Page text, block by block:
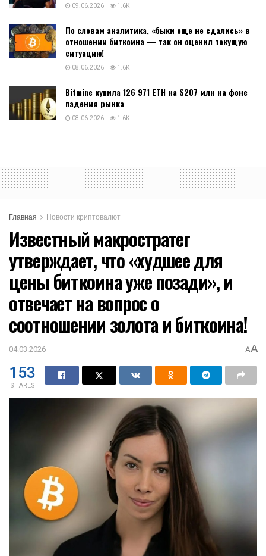
09.06.2026 1.6K
По словам аналитика, «быки еще не сдались» в
отношении биткоина — так он оценил текущую
ситуацию!
08.06.2026 1.6K
Bitmine купила 126 971 ETH на $207 млн на фоне
падения рынка
08.06.2026 1.6K
Главная Новости криптовалют
Известный макростратег
утверждает, что «худшее для
цены биткоина уже позади», и
отвечает на вопрос о
соотношении золота и биткоина!
04.03.2026 AA
153
SHARES